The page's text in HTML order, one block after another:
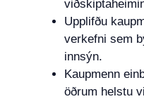
Upplifðu
verkefni sem
innsýn.
Kaupmenn
öðrum helstu